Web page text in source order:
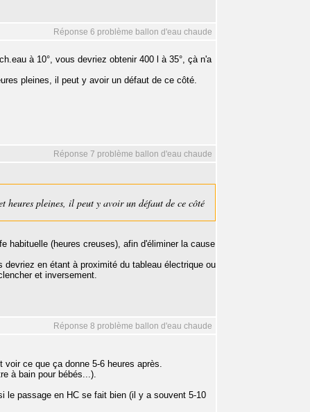
Réponse 6 problème ballon d'eau chaude
à 10°, vous devriez obtenir 400 l à 35°, çà n'a
pleines, il peut y avoir un défaut de ce côté.
Réponse 7 problème ballon d'eau chaude
pleines, il peut y avoir un défaut de ce côté
habituelle (heures creuses), afin d'éliminer la cause
en étant à proximité du tableau électrique ou
et inversement.
Réponse 8 problème ballon d'eau chaude
voir ce que ça donne 5-6 heures après.
à bain pour bébés...).
le passage en HC se fait bien (il y a souvent 5-10